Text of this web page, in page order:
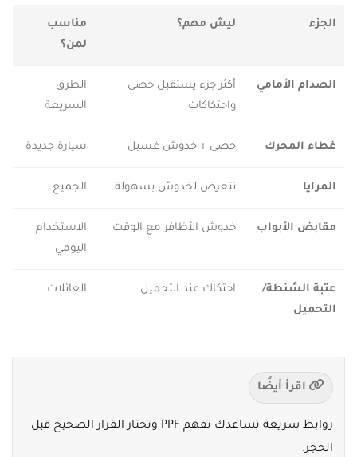
الجزء ليش مهم؟
مناسب
لمن؟
الصدام الأمامي
أكثر جزء يستقبل حصى
واحتكاكات
الطرق
السريعة
غطاء المحرك حصى + خدوش غسيل سيارة جديدة
المرايا تتعرض لخدوش بسهولة الجميع
مقابض الأبواب خدوش الأظافر مع الوقت
الاستخدام
اليومي
عتبة الشنطة/
التحميل
احتكاك عند التحميل العائلات
اقرأ أيضًا
روابط سريعة تساعدك تفهم PPF وتختار القرار الصحيح قبل
الحجز.